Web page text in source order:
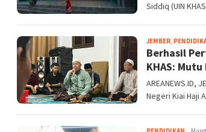
Siddiq (UIN
JEMBER,
Berhasil
KHAS:
AREANEWS.ID,
Negeri Kiai Haji